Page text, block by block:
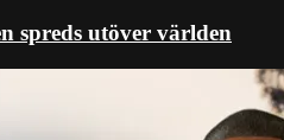
spreds utöver världen